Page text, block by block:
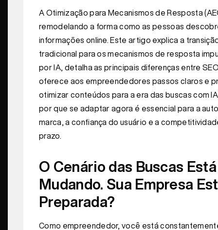
A Otimização para Mecanismos de Resposta
remodelando a forma como as pessoas
informações online. Este artigo explica a
tradicional para os mecanismos de resposta
por IA, detalha as principais diferenças entre
oferece aos empreendedores passos claros e
otimizar conteúdos para a era das buscas com
por que se adaptar agora é essencial para a
marca, a confiança do usuário e a
prazo.
O Cenário das Buscas Está
Mudando. Sua Empresa
Preparada?
Como empreendedor, você está